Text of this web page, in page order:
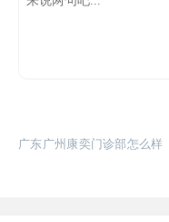
广东广州康奕门诊部怎么样